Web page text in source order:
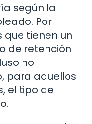
según la
Por
tienen un
de retención
no
para aquellos
el tipo de